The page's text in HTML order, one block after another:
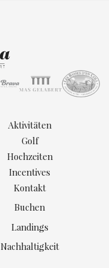
Aktivitäten
Golf
Hochzeiten
Incentives
Kontakt
Buchen
Landings
Nachhaltigkeit